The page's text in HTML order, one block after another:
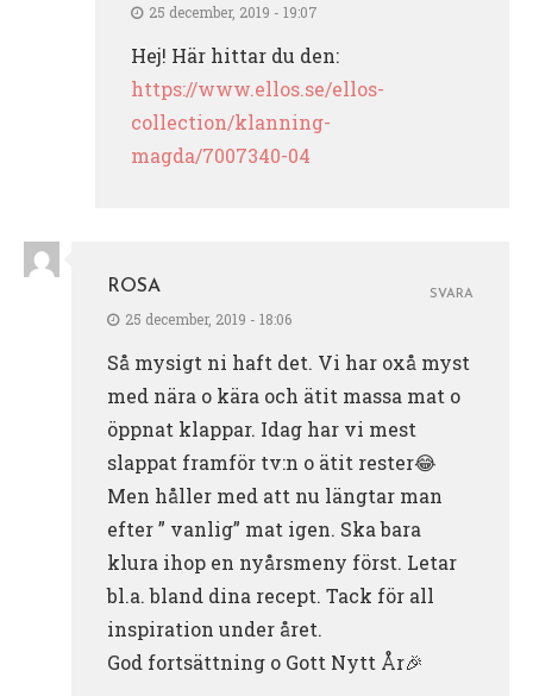
25 december, 2019 - 19:07
Hej! Här hittar du den:
https://www.ellos.se/ellos-
collection/klanning-
magda/7007340-04
ROSA
25 december, 2019 - 18:06
Så mysigt ni haft det. Vi har oxå myst
med nära o kära och ätit massa mat o
öppnat klappar. Idag har vi mest
slappat framför tv:n o ätit rester😂
Men håller med att nu längtar man
efter ” vanlig” mat igen. Ska bara
klura ihop en nyårsmeny först. Letar
bl.a. bland dina recept. Tack för all
inspiration under året.
God fortsättning o Gott Nytt År🎉
SVARA